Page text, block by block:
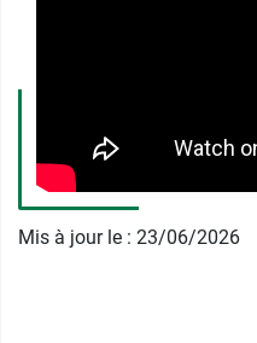
*Composition de
essentielle de menthe
terpènes, menthol
menthe poivrée sans
Mis à jour le : 23/06/2026